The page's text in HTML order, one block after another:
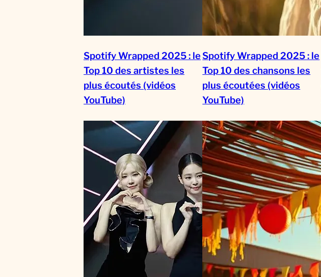
Spotify Wrapped 2025 : le
Top 10 des artistes les
plus écoutés (vidéos
YouTube)
Spotify Wrapped 2025 : le
Top 10 des chansons les
plus écoutées (vidéos
YouTube)